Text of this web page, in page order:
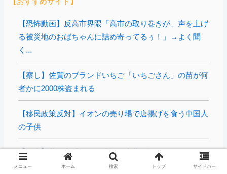
【恐怖動画】反高市界隈「高市の取り巻きが、声を上げ
る被災地のおばちゃんに詰め寄ってるぅ！」→よく聞
く...
【察し】佐賀のブランドいちご「いちごさん」の苗が何
者かに2000株盗まれる
【移民政策反対】イオンの売り場で唐揚げを食う中国人
の子供
【炎上】藤沢市「モスク建設と土葬も許可します」→3
万人の反対署名も却下
メニュー ホーム 検索 トップ サイドバー